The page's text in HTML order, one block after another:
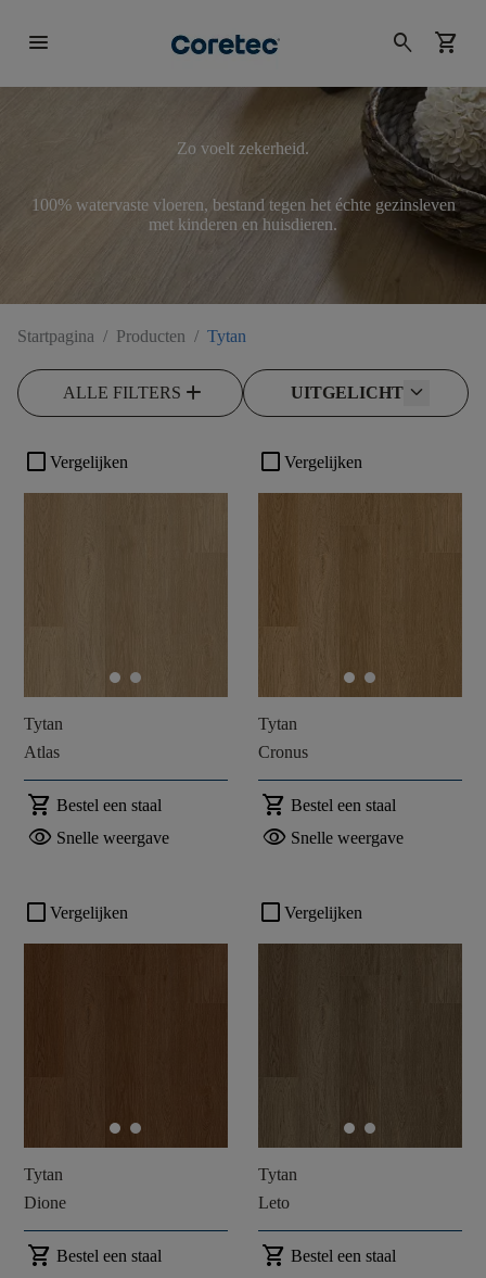
menu search shopping_cart
Zo voelt zekerheid.
100% watervaste vloeren, bestand tegen het échte gezinsleven
met kinderen en huisdieren.
Startpagina / Producten / Tytan
ALLE FILTERS add UITGELICHT
check_box_outline_blank Vergelijken
Tytan
Atlas
shopping_cart Bestel een staal
visibility Snelle weergave
check_box_outline_blank Vergelijken
Tytan
Cronus
shopping_cart Bestel een staal
visibility Snelle weergave
check_box_outline_blank Vergelijken
Tytan
Dione
shopping_cart Bestel een staal
check_box_outline_blank Vergelijken
Tytan
Leto
shopping_cart Bestel een staal